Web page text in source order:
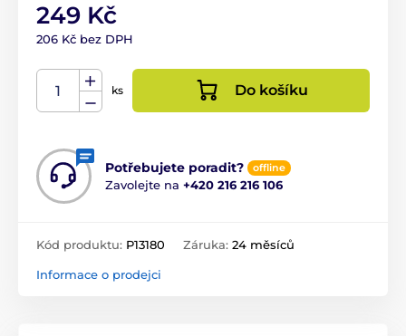
249 Kč
206 Kč bez DPH
ks Do košíku
Potřebujete poradit? offline
Zavolejte na +420 216 216 106
Kód produktu: P13180 Záruka: 24 měsíců
Informace o prodejci